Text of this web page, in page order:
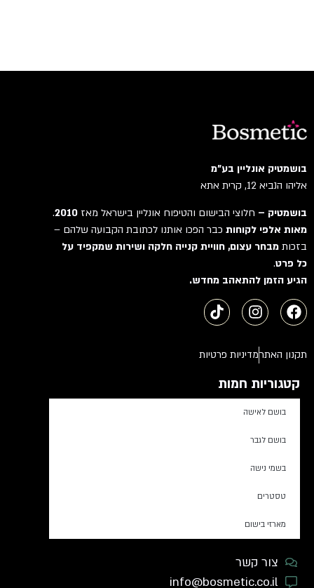
בושמטיק אונליין בע"מ
אליהו הנביא 12, קרית אתא
בושמטיק –חלוצי הבישום והטיפוח אונליין בישראל מאז2010
.
מאות אלפי לקוחותכבר הפכו אותנו לכתובת הקבועה שלהם –
בזכותמבחר עצום, חוויית קנייה חלקה ושירות שמקפיד על
כל פרט.
הגיע הזמן להתאהב מחדש.
תקנון האתרמדיניות פרטיות
קטגוריות חמות
בושם לאישה
בושם לגבר
בשמי נישה
טסטרים
מארזי בישום
צור קשר
info@bosmetic.co.il